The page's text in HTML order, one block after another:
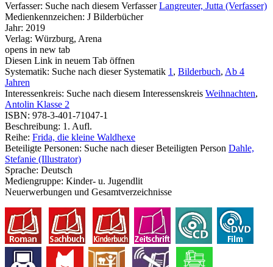
Verfasser: Suche nach diesem Verfasser Langreuter, Jutta (Verfasser)
Medienkennzeichen: J Bilderbücher
Jahr: 2019
Verlag: Würzburg, Arena
opens in new tab
Diesen Link in neuem Tab öffnen
Systematik: Suche nach dieser Systematik 1 , Bilderbuch, Ab 4
Jahren
Interessenkreis: Suche nach diesem Interessenskreis Weihnachten,
Antolin Klasse 2
ISBN: 978-3-401-71047-1
Beschreibung: 1. Aufl.
Reihe: Frida, die kleine Waldhexe
Beteiligte Personen: Suche nach dieser Beteiligten Person Dahle,
Stefanie (Illustrator)
Sprache: Deutsch
Mediengruppe: Kinder- u. Jugendlit
Neuerwerbungen und Gesamtverzeichnisse